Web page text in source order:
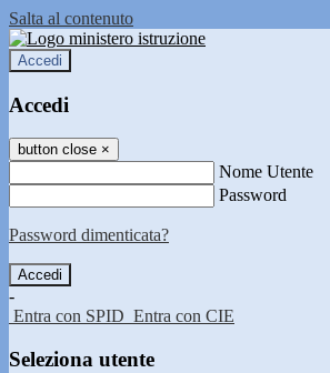
Salta al contenuto
Accedi
Accedi
button close ×
Nome Utente
Password
Password dimenticata?
-
Entra con SPID Entra con CIE
Seleziona utente